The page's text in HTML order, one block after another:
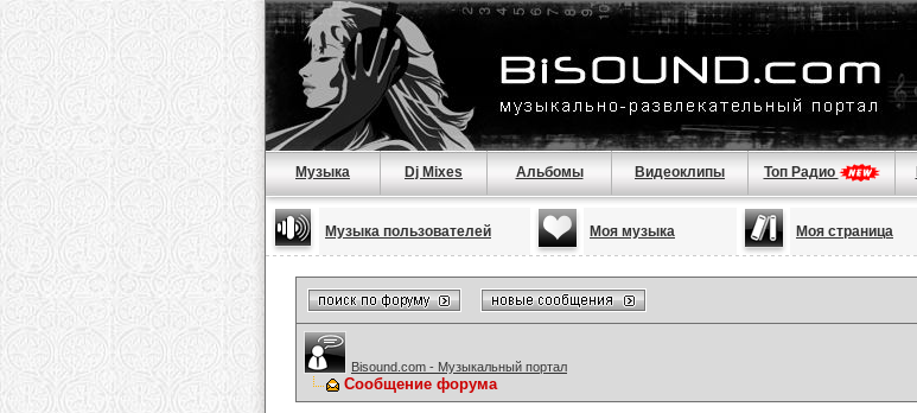
Музыка Dj Mixes Альбомы Видеоклипы Топ Радио
Музыка пользователей Моя музыка Моя страница
Bisound.com - Музыкальный портал
Сообщение форума